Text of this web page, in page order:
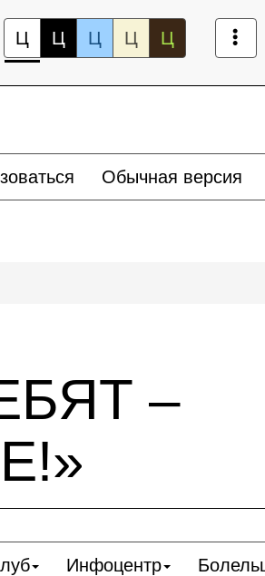
Ц Ц Ц Ц Ц
Обычная версия
–
Инфоцентр